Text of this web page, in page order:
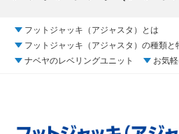
フットジャッキ（アジャスタ）とは
フットジャッキ（アジャスタ）の種類と
ナベヤのレベリングユニット
お気